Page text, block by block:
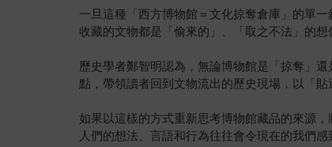
一旦這種「西方博物館＝文化掠奪倉庫」的單
收藏的文物都是「偷來的」、「取之不法」的
歷史學者鄭智明認為，無論博物館是「掠奪」
點，帶領讀者回到文物流出的歷史現場，以「
如果以這樣的方式重新思考博物館藏品的來源
人們的想法、言語和行為往往會令現在的我們感